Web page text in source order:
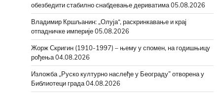
обезбедити стабилно снабдевање дериватима05.08.2026
Владимир Кршљанин: „Олуја“, раскринкавање и крај
отпадничке империје05.08.2026
Жорж Скригин (1910-1997) – њему у спомен, на годишњицу
рођења04.08.2026
Изложба „Руско културно наслеђе у Београду” отворена у
Библиотеци града04.08.2026